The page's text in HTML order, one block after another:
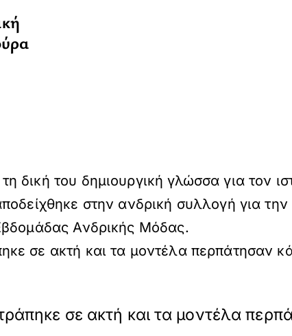
δική του δημιουργική γλώσσα για τον
στην ανδρική συλλογή για
Ανδρικής Μόδας.
σε ακτή και τα μοντέλα